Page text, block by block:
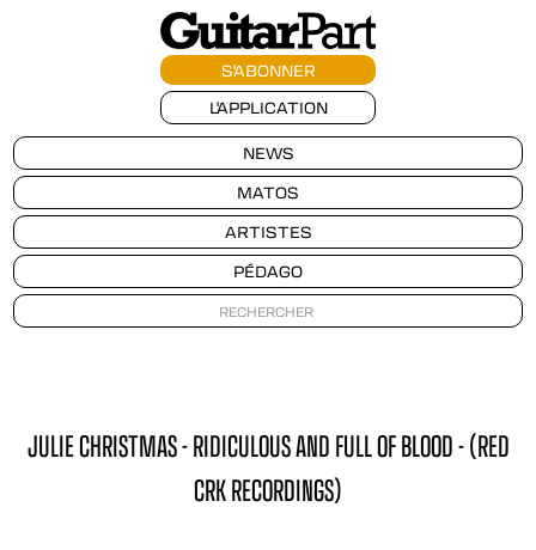
S'ABONNER
L'APPLICATION
NEWS
MATOS
ARTISTES
PÉDAGO
JULIE CHRISTMAS - RIDICULOUS AND FULL OF BLOOD - (RED
CRK RECORDINGS)